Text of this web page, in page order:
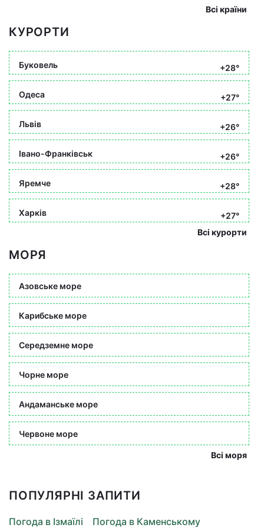
Всі країни
КУРОРТИ
Буковель +28°
Одеса +27°
Львів +26°
Івано-Франківськ +26°
Яремче +28°
Харків
+27°
Всі курорти
МОРЯ
Азовське море
Карибське море
Середземне море
Чорне море
Андаманське море
Червоне море
Всі моря
ПОПУЛЯРНІ ЗАПИТИ
Погода в Ізмаїлі
Погода в Каменському